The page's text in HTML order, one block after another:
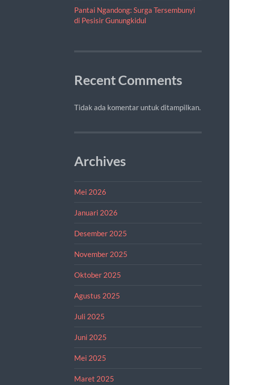
Pantai Ngandong: Surga Tersembunyi
di Pesisir Gunungkidul
Recent Comments
Tidak ada komentar untuk ditampilkan.
Archives
Mei 2026
Januari 2026
Desember 2025
November 2025
Oktober 2025
Agustus 2025
Juli 2025
Juni 2025
Mei 2025
Maret 2025